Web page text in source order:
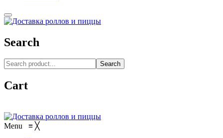
Search
Search
Cart
Menu ≡ ╳